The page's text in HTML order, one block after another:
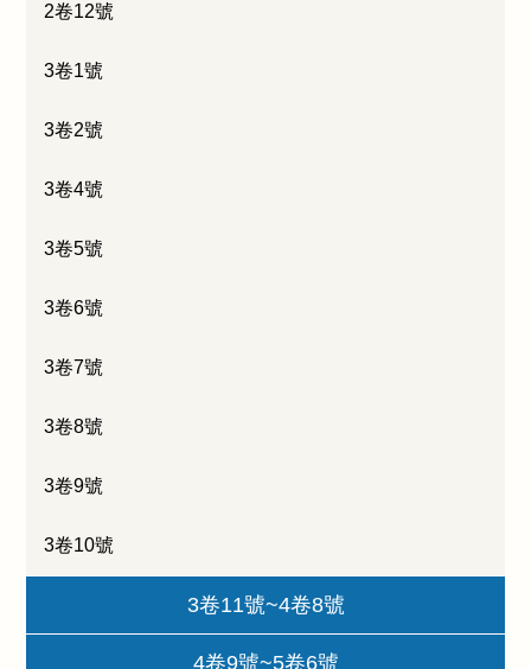
2卷12號
3卷1號
3卷2號
3卷4號
3卷5號
3卷6號
3卷7號
3卷8號
3卷9號
3卷10號
3卷11號~4卷8號
4卷9號~5卷6號